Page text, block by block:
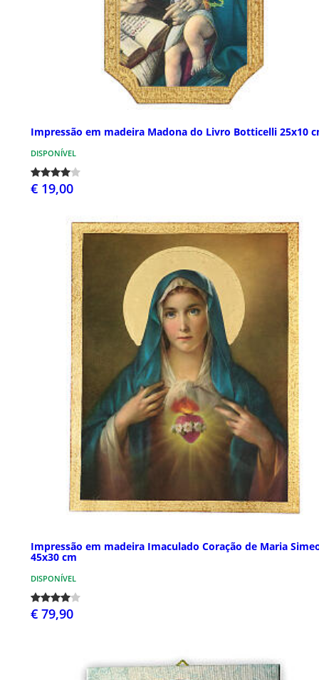
Impressão em madeira Madona do Livro Botticelli 25x10
DISPONÍVEL
€ 19,00
Impressão em madeira Imaculado Coração de Maria
45x30 cm
DISPONÍVEL
€ 79,90